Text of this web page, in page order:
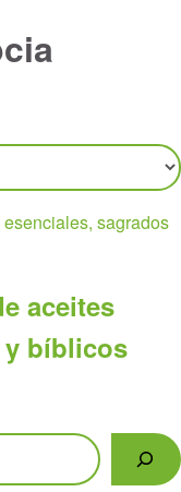
aceites
y bíblicos